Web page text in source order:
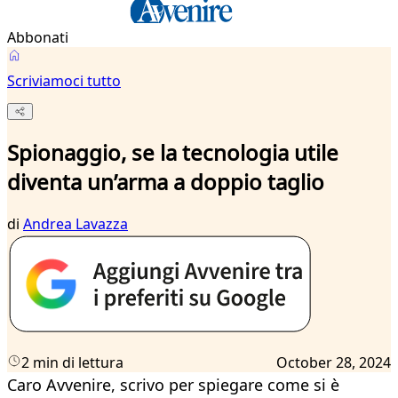
Abbonati
Scriviamoci tutto
Spionaggio, se la tecnologia utile
diventa un’arma a doppio taglio
di Andrea Lavazza
2 min di lettura October 28, 2024
Caro Avvenire, scrivo per spiegare come si è